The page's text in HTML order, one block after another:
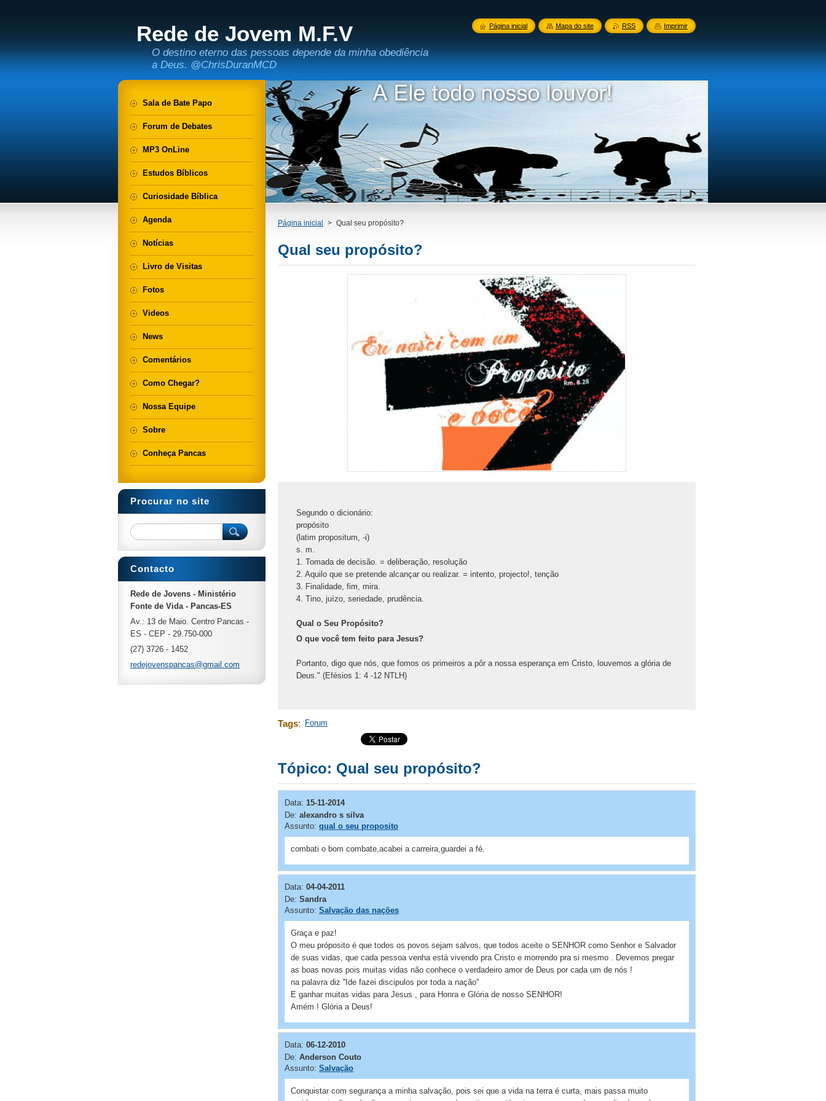
Rede de Jovem M.F.V
O destino eterno das pessoas depende da minha obediência
a Deus. @ChrisDuranMCD
Página inicial > Qual seu propósito?
Qual seu propósito?
Segundo o dicionário:
propósito
(latim propositum, -i)
s. m.
1. Tomada de decisão. = deliberação, resolução
2. Aquilo que se pretende alcançar ou realizar. = intento, projecto!, tenção
3. Finalidade, fim, mira.
4. Tino, juízo, seriedade, prudência.
Qual o Seu Propósito?
O que você tem feito para Jesus?
Portanto, digo que nós, que fomos os primeiros a pôr a nossa esperança em Cristo, louvemos a glória de
Deus." (Efésios 1: 4 -12 NTLH)
Tags: Forum
Tópico: Qual seu propósito?
Data: 15-11-2014
De: alexandro s silva
Assunto: qual o seu proposito
combati o bom combate,acabei a carreira,guardei a fé.
Data: 04-04-2011
De: Sandra
Assunto: Salvação das nações
Graça e paz!
O meu próposito é que todos os povos sejam salvos, que todos aceite o SENHOR como Senhor e Salvador
de suas vidas, que cada pessoa venha está vivendo pra Cristo e morrendo pra si mesmo . Devemos pregar
as boas novas pois muitas vidas não conhece o verdadeiro amor de Deus por cada um de nós !
na palavra diz ''Ide fazei discipulos por toda a nação"
E ganhar muitas vidas para Jesus , para Honra e Glória de nosso SENHOR!
Amém ! Glória a Deus!
Data: 06-12-2010
De: Anderson Couto
Assunto: Salvação
Conquistar com segurança a minha salvação, pois sei que a vida na terra é curta, mais passa muito
Sala de Bate Papo
Forum de Debates
MP3 OnLine
Estudos Bíblicos
Curiosidade Bíblica
Agenda
Notícias
Livro de Visitas
Fotos
Videos
News
Comentários
Como Chegar?
Nossa Equipe
Sobre
Conheça Pancas
Procurar no site
Contacto
Rede de Jovens - Ministério
Fonte de Vida - Pancas-ES
Av.: 13 de Maio. Centro Pancas -
ES - CEP - 29.750-000
(27) 3726 - 1452
redejovenspancas@gmail.com
Página inicial Mapa do site RSS Imprimir